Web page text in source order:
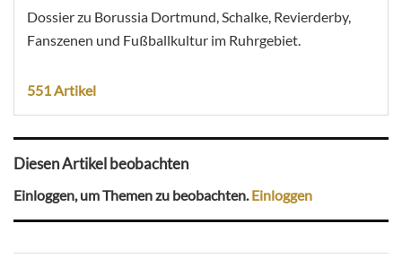
Dossier zu Borussia Dortmund, Schalke, Revierderby,
Fanszenen und Fußballkultur im Ruhrgebiet.
551 Artikel
Diesen Artikel beobachten
Einloggen, um Themen zu beobachten.Einloggen